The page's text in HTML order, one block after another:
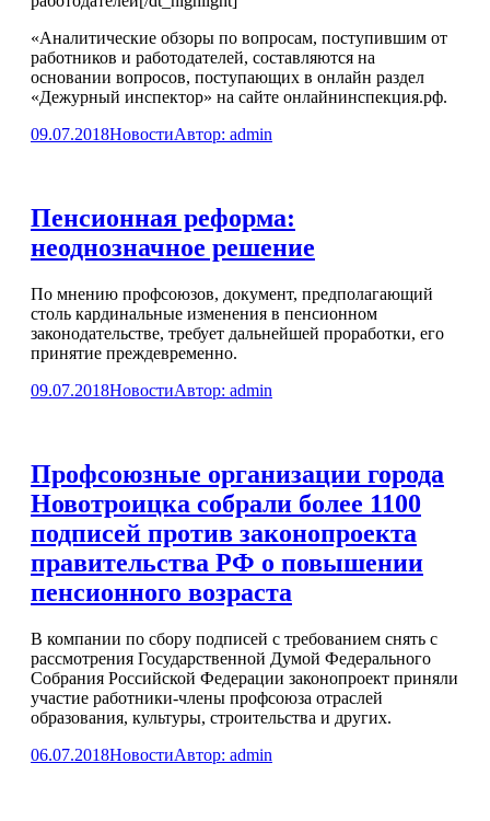
«Аналитические обзоры по вопросам, поступившим от
работников и работодателей, составляются на
основании вопросов, поступающих в онлайн раздел
«Дежурный инспектор» на сайте онлайнинспекция.рф.
09.07.2018НовостиАвтор: admin
Пенсионная реформа:
неоднозначное решение
По мнению профсоюзов, документ, предполагающий
столь кардинальные изменения в пенсионном
законодательстве, требует дальнейшей проработки, его
принятие преждевременно.
09.07.2018НовостиАвтор: admin
Профсоюзные организации города
Новотроицка собрали более 1100
подписей против законопроекта
правительства РФ о повышении
пенсионного возраста
В компании по сбору подписей с требованием снять с
рассмотрения Государственной Думой Федерального
Собрания Российской Федерации законопроект приняли
участие работники-члены профсоюза отраслей
образования, культуры, строительства и других.
06.07.2018НовостиАвтор: admin